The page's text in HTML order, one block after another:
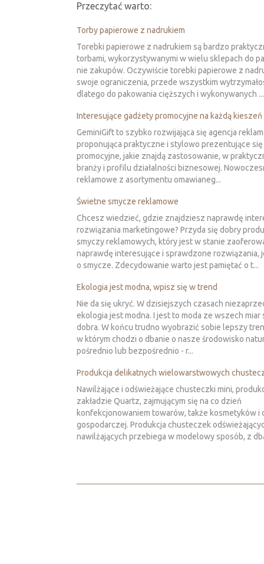
Przeczytać warto:
Torby papierowe z nadrukiem
Torebki papierowe z nadrukiem są bardzo
torbami, wykorzystywanymi w wielu sklepach do
nie zakupów. Oczywiście torebki papierowe z
swoje ograniczenia, przede wszystkim
dlatego do pakowania cięższych i wykonywanych ...
Interesujące gadżety promocyjne na każdą kieszeń
GeminiGift to szybko rozwijająca się agencja
proponująca praktyczne i stylowo prezentujące
promocyjne, jakie znajdą zastosowanie, w
branży i profilu działalności biznesowej.
reklamowe z asortymentu omawianeg...
Świetne smycze reklamowe
Chcesz wiedzieć, gdzie znajdziesz naprawdę
rozwiązania marketingowe? Przyda się dobry
smyczy reklamowych, który jest w stanie
naprawdę interesujące i sprawdzone rozwiązania,
o smycze. Zdecydowanie warto jest pamiętać o t...
Ekologia jest modna, wpisz się w trend
Nie da się ukryć. W dzisiejszych czasach
ekologia jest modna. I jest to moda ze wszech miar
dobra. W końcu trudno wyobrazić sobie lepszy
w którym chodzi o dbanie o nasze środowisko
pośrednio lub bezpośrednio - r...
Produkcja delikatnych wielowarstwowych
Nawilżające i odświeżające chusteczki mini,
zakładzie Quartz, zajmującym się na co dzień
konfekcjonowaniem towarów, także kosmetyków i
gospodarczej. Produkcja chusteczek
nawilżających przebiega w modelowy sposób, z